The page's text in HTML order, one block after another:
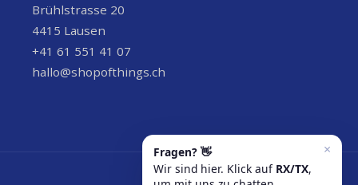
Brühlstrasse 20
4415 Lausen
+41 61 551 41 07
hallo@shopofthings.ch